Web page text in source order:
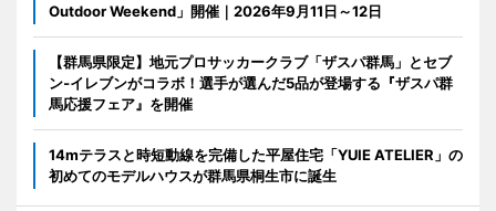
Outdoor Weekend」開催｜2026年9月11日～12日
【群馬県限定】地元プロサッカークラブ「ザスパ群馬」とセブ
ン‐イレブンがコラボ！選手が選んだ5品が登場する『ザスパ群
馬応援フェア』を開催
14mテラスと時短動線を完備した平屋住宅「YUIE ATELIER」の
初めてのモデルハウスが群馬県桐生市に誕生